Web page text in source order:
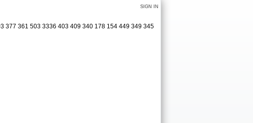
SIGN IN
377 361 503 3336 403 409 340 178 154 449 349 345